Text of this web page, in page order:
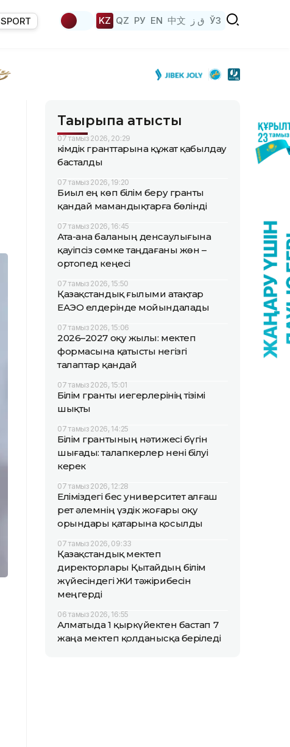
SPORT KZ QZ РУ EN 中文 ق ز ЎЗ
Тақырыпқа қатысты
07 тамыз 2026, 20:29
Әкімдік гранттарына құжат қабылдау
басталды
07 тамыз 2026, 19:20
Биыл ең көп білім беру гранты
қандай мамандықтарға бөлінді
07 тамыз 2026, 16:45
Ата-ана баланың денсаулығына
қауіпсіз сөмке таңдағаны жөн –
ортопед кеңесі
07 тамыз 2026, 15:50
Қазақстандық ғылыми атақтар
ЕАЭО елдерінде мойындалады
07 тамыз 2026, 15:06
2026–2027 оқу жылы: мектеп
формасына қатысты негізгі
талаптар қандай
07 тамыз 2026, 15:01
Білім гранты иегерлерінің тізімі
шықты
07 тамыз 2026, 14:25
Білім грантының нәтижесі бүгін
шығады: талапкерлер нені білуі
керек
07 тамыз 2026, 12:28
Еліміздегі бес университет алғаш
рет әлемнің үздік жоғары оқу
орындары қатарына қосылды
07 тамыз 2026, 09:33
Қазақстандық мектеп
директорлары Қытайдың білім
жүйесіндегі ЖИ тәжірибесін
меңгерді
06 тамыз 2026, 16:55
Алматыда 1 қыркүйектен бастап 7
жаңа мектеп қолданысқа беріледі